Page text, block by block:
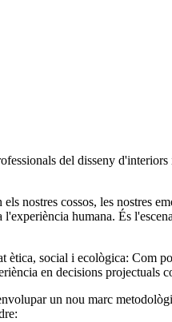
del disseny
nostres cossos, les nostres
humana. És
social i ecològica: Com
en decisions projectuals
un nou marc